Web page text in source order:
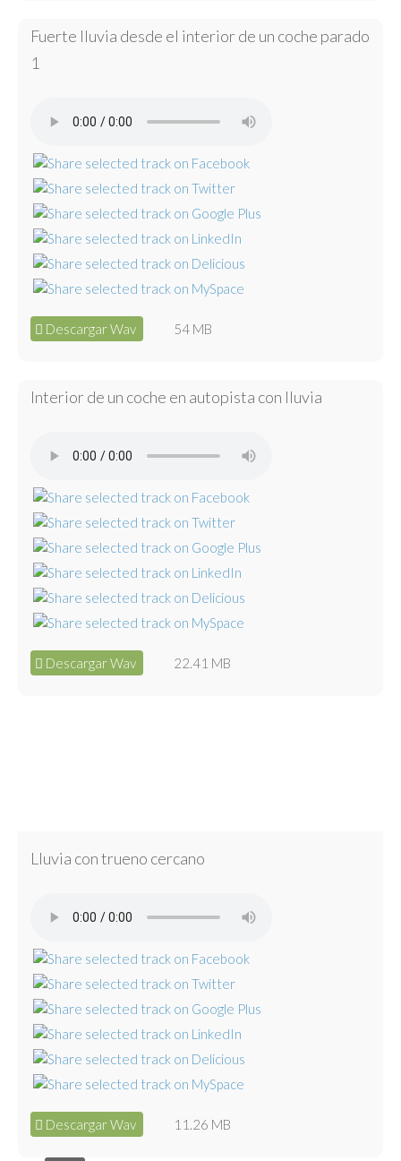
Fuerte lluvia desde el interior de un coche parado
1
Descargar Wav 54 MB
Interior de un coche en autopista con lluvia
Descargar Wav 22.41 MB
Lluvia con trueno cercano
Descargar Wav 11.26 MB